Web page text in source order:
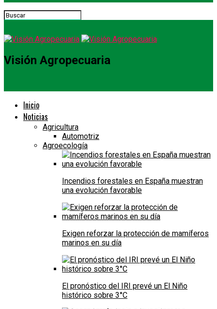
Visión Agropecuaria
Inicio
Noticias
Agricultura
Automotriz
Agroecología
Incendios forestales en España muestran
una evolución favorable
Exigen reforzar la protección de mamíferos
marinos en su día
El pronóstico del IRI prevé un El Niño
histórico sobre 3°C